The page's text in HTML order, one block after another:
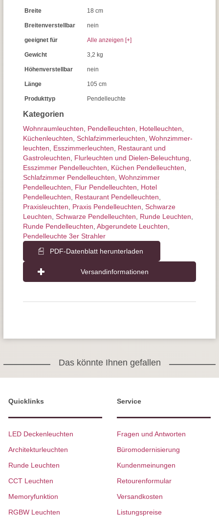
Kategorien
Wohnraum­leuchten Pendel­leuchten Hotelleuchten
Küchenleuchten Schlafzimmer­leuchten Wohnzimmer­
leuchten
Esszimmer­­leuchten
Restaurant und
Gastroleuchten
Flurleuchten und Dielen-Beleuchtung
Esszimmer Pendelleuchten
Küchen Pendelleuchten
Schlafzimmer Pendelleuchten Wohnzimmer
Pendelleuchten
Flur Pendelleuchten
Hotel
Pendelleuchten
Restaurant Pendelleuchten
Praxisleuchten
Praxis Pendelleuchten Schwarze
Leuchten Schwarze Pendelleuchten Runde Leuchten
Runde Pendelleuchten Abgerundete Leuchten
Pendelleuchte 3er Strahler
PDF-Datenblatt herunterladen
Versandinformationen
Breite 18 cm
Breitenverstellbar nein
geeignet für Alle anzeigen [+]
Gewicht 3,2 kg
Höhenverstellbar nein
Länge 105 cm
Produkttyp Pendelleuchte
Das könnte Ihnen gefallen
Quicklinks
LED Deckenleuchten
Architekturleuchten
Runde Leuchten
CCT Leuchten
Memoryfunktion
RGBW Leuchten
Service
Fragen und Antworten
Büromodernisierung
Kundenmeinungen
Retourenformular
Versandkosten
Listungspreise